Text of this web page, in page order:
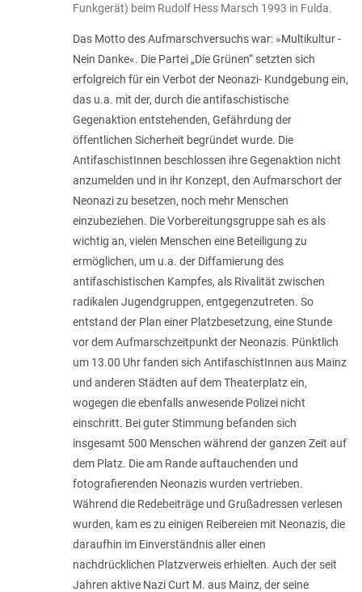
Funkgerät) beim Rudolf Hess Marsch 1993 in Fulda.
Das Motto des Aufmarschversuchs war: »Multikultur -
Nein Danke«. Die Partei „Die Grünen“ setzten sich
erfolgreich für ein Verbot der Neonazi- Kundgebung ein,
das u.a. mit der, durch die antifaschistische
Gegenaktion entstehenden, Gefährdung der
öffentlichen Sicherheit begründet wurde. Die
AntifaschistInnen beschlossen ihre Gegenaktion nicht
anzumelden und in ihr Konzept, den Aufmarschort der
Neonazi zu besetzen, noch mehr Menschen
einzubeziehen. Die Vorbereitungsgruppe sah es als
wichtig an, vielen Menschen eine Beteiligung zu
ermöglichen, um u.a. der Diffamierung des
antifaschistischen Kampfes, als Rivalität zwischen
radikalen Jugendgruppen, entgegenzutreten. So
entstand der Plan einer Platzbesetzung, eine Stunde
vor dem Aufmarschzeitpunkt der Neonazis. Pünktlich
um 13.00 Uhr fanden sich AntifaschistInnen aus Mainz
und anderen Städten auf dem Theaterplatz ein,
wogegen die ebenfalls anwesende Polizei nicht
einschritt. Bei guter Stimmung befanden sich
insgesamt 500 Menschen während der ganzen Zeit auf
dem Platz. Die am Rande auftauchenden und
fotografierenden Neonazis wurden vertrieben.
Während die Redebeiträge und Grußadressen verlesen
wurden, kam es zu einigen Reibereien mit Neonazis, die
daraufhin im Einverständnis aller einen
nachdrücklichen Platzverweis erhielten. Auch der seit
Jahren aktive Nazi Curt M. aus Mainz, der seine